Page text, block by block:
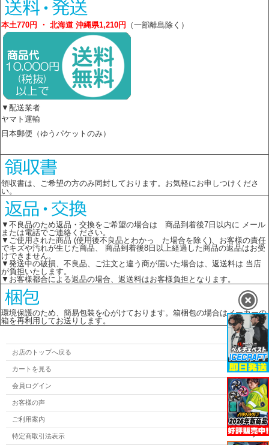
本土770円 ・ 北海道 沖縄県1,210円 （一部離島除く）
▼配送業者
ヤマト運輸
日本郵便（ゆうパケットのみ）
領収書は、ご希望の方のみ同封しております。お気軽にお申しつけくださ
い。
▼不良品のため返品・交換をご希望の場合は 商品到着後7日以内に メール
または電話でご連絡ください。
▼ご使用された商品 (使用後不良品とわかっ た場合を除く)、お客様の責任
でキズや汚れが生じた商品、 商品到着後8日以上経過した商品の返品はお受
けできません。
▼発送中の破損、不良品、ご注文と違う商が届いた場合は、返送料は 当店
が負担いたします。
▼お客様都合による返品の場合、返送料はお客様負担となります。
環境保護のため、簡易包装を心がけております。箱梱包の場合はメーカーの
箱を再利用してお送りします。
お店のトップへ戻る
カートを見る
会員ログイン
お客様の声
ご利用案内
特定商取引法表示